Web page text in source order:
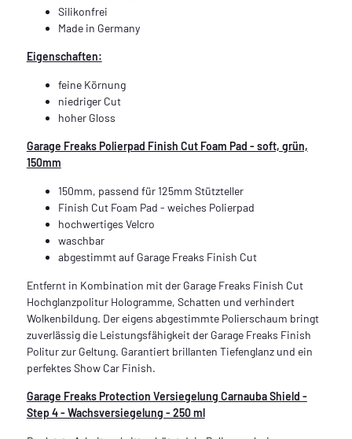
Silikonfrei
Made in Germany
Eigenschaften:
feine Körnung
niedriger Cut
hoher Gloss
Garage Freaks Polierpad Finish Cut Foam Pad - soft, grün,
150mm
150mm, passend für 125mm Stützteller
Finish Cut Foam Pad - weiches Polierpad
hochwertiges Velcro
waschbar
abgestimmt auf Garage Freaks Finish Cut
Entfernt in Kombination mit der Garage Freaks Finish Cut
Hochglanzpolitur Hologramme, Schatten und verhindert
Wolkenbildung. Der eigens abgestimmte Polierschaum bringt
zuverlässig die Leistungsfähigkeit der Garage Freaks Finish
Politur zur Geltung. Garantiert brillanten Tiefenglanz und ein
perfektes Show Car Finish.
Garage Freaks Protection Versiegelung Carnauba Shield -
Step 4 - Wachsversiegelung - 250 ml